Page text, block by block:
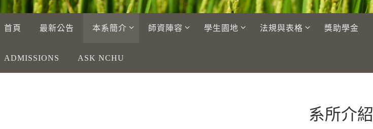
首頁 最新公告 本系簡介 師資陣容 學生園地 法規與表格 獎助學金
ADMISSIONS ASK NCHU
系所介紹